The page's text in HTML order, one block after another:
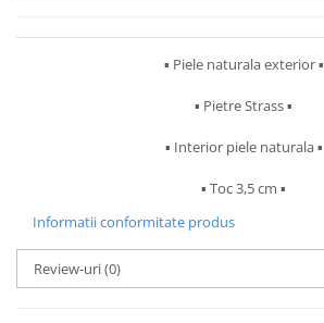
▪︎ Piele naturala exterior ▪︎
▪︎ Pietre Strass ▪︎
▪︎ Interior piele naturala ▪︎
▪︎ Toc 3,5 cm ▪︎
Informatii conformitate produs
Review-uri(0)